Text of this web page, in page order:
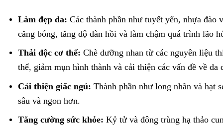
Làm đẹp da: Các thành phần như tuyết yến, nhựa đào
căng bóng, tăng độ đàn hồi và làm chậm quá trình lão
Thải độc cơ thể: Chè dưỡng nhan từ các nguyên liệu
thể, giảm mụn hình thành và cải thiện các vấn đề về
Cải thiện giấc ngủ: Thành phần như long nhãn và hạt
sâu và ngon hơn.
Tăng cường sức khỏe: Kỷ tử và đông trùng hạ thảo